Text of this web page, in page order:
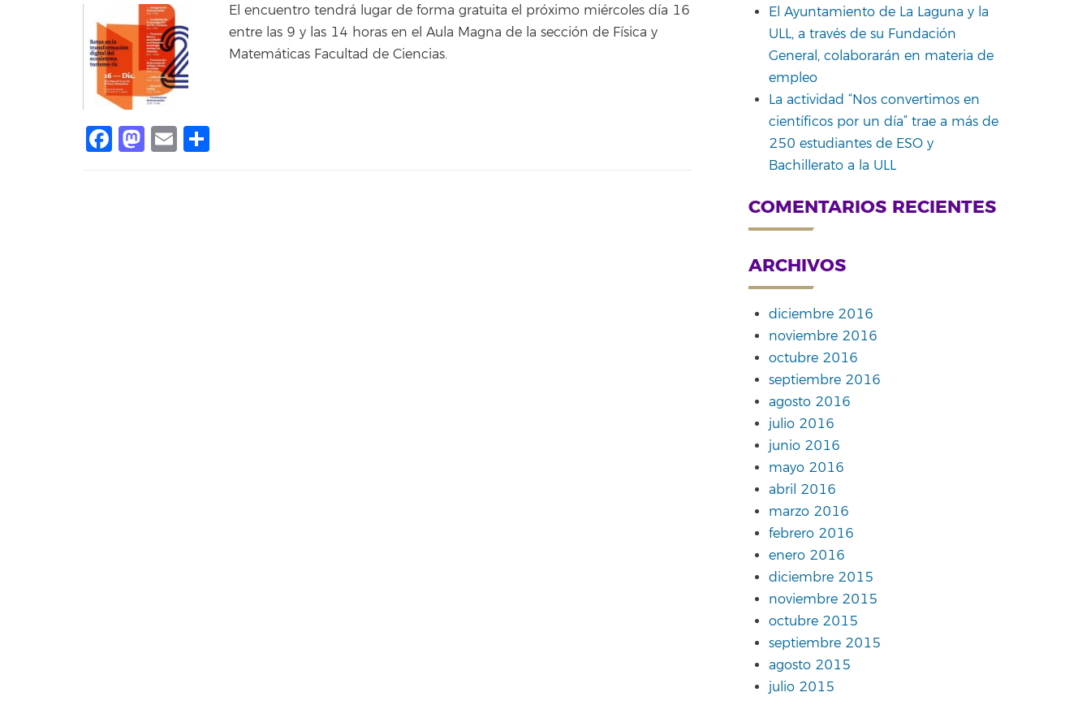
El encuentro tendrá lugar de forma gratuita el próximo miércoles día 16
entre las 9 y las 14 horas en el Aula Magna de la sección de Física y
Matemáticas Facultad de Ciencias.
Facebook
Mastodon
Email
El Ayuntamiento de La Laguna y la
ULL, a través de su Fundación
General, colaborarán en materia de
empleo
La actividad “Nos convertimos en
científicos por un día” trae a más de
250 estudiantes de ESO y
Bachillerato a la ULL
COMENTARIOS RECIENTES
ARCHIVOS
diciembre 2016
noviembre 2016
octubre 2016
septiembre 2016
agosto 2016
julio 2016
junio 2016
mayo 2016
abril 2016
marzo 2016
febrero 2016
enero 2016
diciembre 2015
noviembre 2015
octubre 2015
septiembre 2015
agosto 2015
julio 2015